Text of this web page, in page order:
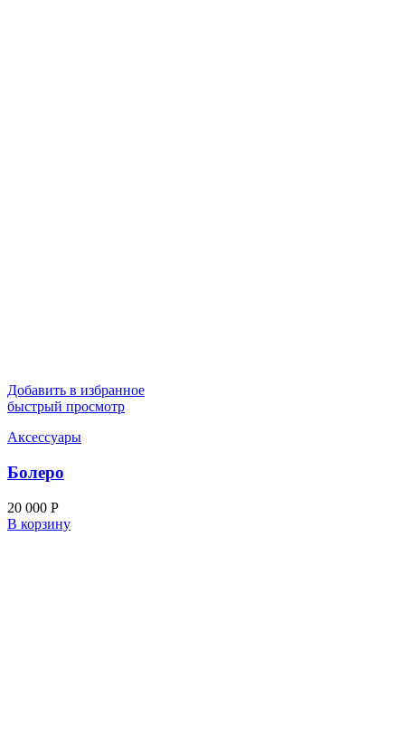
Добавить в избранное
быстрый просмотр
Аксессуары
Болеро
20 000 Р
В корзину